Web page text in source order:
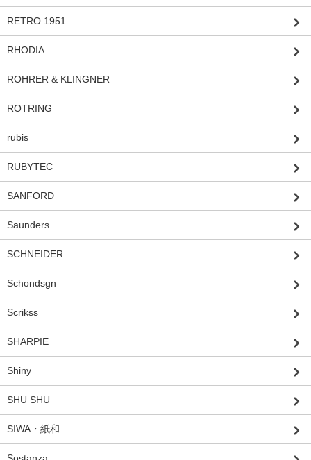
RETRO 1951
RHODIA
ROHRER & KLINGNER
ROTRING
rubis
RUBYTEC
SANFORD
Saunders
SCHNEIDER
Schondsgn
Scrikss
SHARPIE
Shiny
SHU SHU
SIWA・紙和